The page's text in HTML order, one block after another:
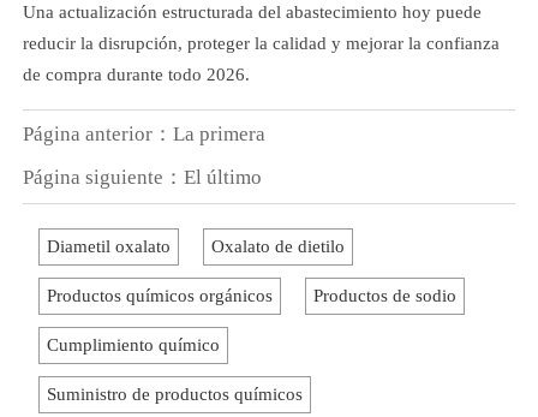
Una actualización estructurada del abastecimiento hoy puede
reducir la disrupción, proteger la calidad y mejorar la confianza
de compra durante todo 2026.
Página anterior：La primera
Página siguiente：El último
Diametil oxalato Oxalato de dietilo
Productos químicos orgánicos Productos de sodio
Cumplimiento químico
Suministro de productos químicos